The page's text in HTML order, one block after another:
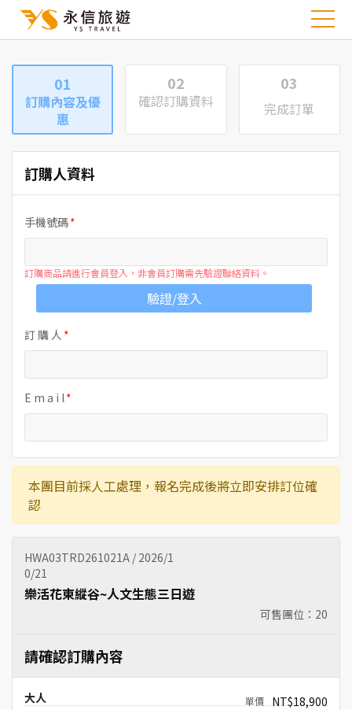
01
訂購內容及優
惠
02
確認訂購資料
03
完成訂單
訂購人資料
手機號碼
訂購商品請進行會員登入，非會員訂購需先驗證聯絡資料。
驗證/登入
訂 購 人
E m a i l
本團目前採人工處理，報名完成後將立即安排訂位確
認
HWA03TRD261021A / 2026/1
0/21
可售團位： 20
樂活花東縱谷~人文生態三日遊
請確認訂購內容
大人 NT$18,900